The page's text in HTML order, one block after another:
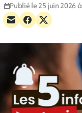
Publié le 25 juin 2026